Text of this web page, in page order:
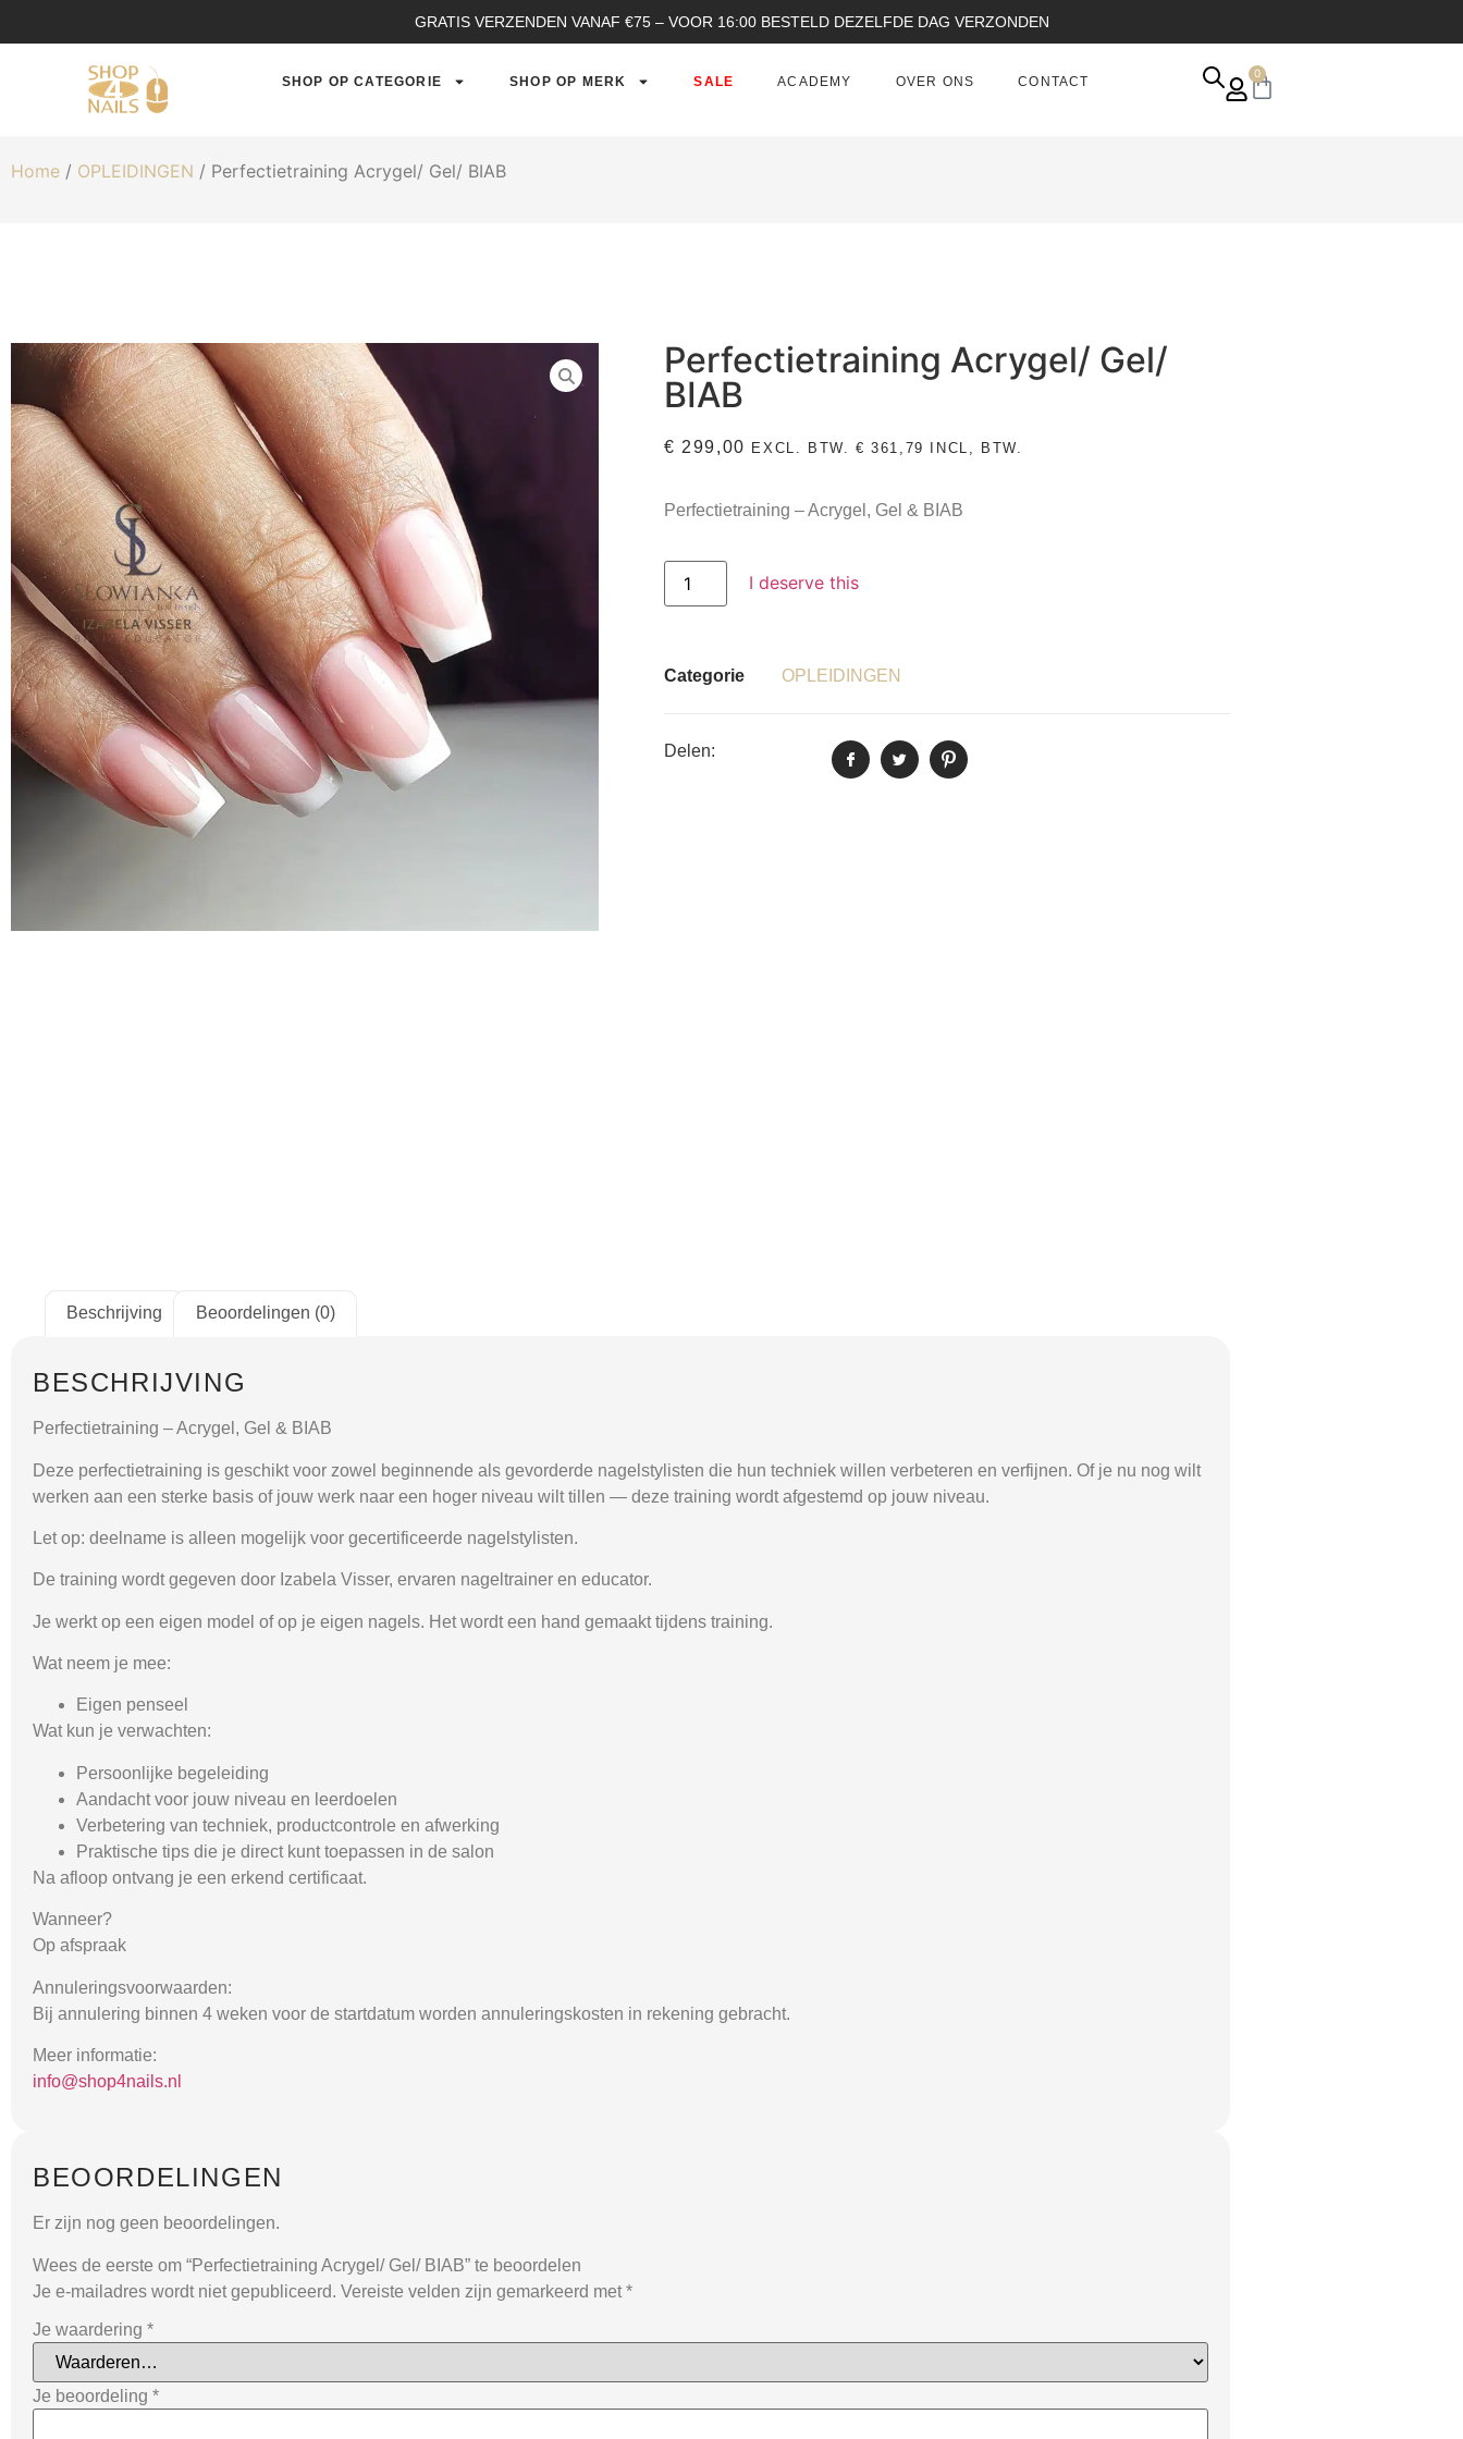
GRATIS VERZENDEN VANAF €75 – VOOR 16:00 BESTELD DEZELFDE DAG VERZONDEN
SHOP OP CATEGORIE SHOP OP MERK SALE ACADEMY OVER ONS CONTACT
0
Home / OPLEIDINGEN / Perfectietraining Acrygel/ Gel/ BIAB
Perfectietraining Acrygel/ Gel/
BIAB
€ 299,00 EXCL. BTW.€ 361,79 INCL, BTW.
Perfectietraining – Acrygel, Gel & BIAB
I deserve this
Categorie OPLEIDINGEN
Delen:
Beschrijving Beoordelingen (0)
BESCHRIJVING
Perfectietraining – Acrygel, Gel & BIAB
Deze perfectietraining is geschikt voor zowel beginnende als gevorderde nagelstylisten die hun techniek willen verbeteren en verfijnen. Of je nu nog wilt
werken aan een sterke basis of jouw werk naar een hoger niveau wilt tillen — deze training wordt afgestemd op jouw niveau.
Let op: deelname is alleen mogelijk voor gecertificeerde nagelstylisten.
De training wordt gegeven door Izabela Visser, ervaren nageltrainer en educator.
Je werkt op een eigen model of op je eigen nagels. Het wordt een hand gemaakt tijdens training.
Wat neem je mee:
Eigen penseel
Wat kun je verwachten:
Persoonlijke begeleiding
Aandacht voor jouw niveau en leerdoelen
Verbetering van techniek, productcontrole en afwerking
Praktische tips die je direct kunt toepassen in de salon
Na afloop ontvang je een erkend certificaat.
Wanneer?
Op afspraak
Annuleringsvoorwaarden:
Bij annulering binnen 4 weken voor de startdatum worden annuleringskosten in rekening gebracht.
Meer informatie:
info@shop4nails.nl
BEOORDELINGEN
Er zijn nog geen beoordelingen.
Wees de eerste om “Perfectietraining Acrygel/ Gel/ BIAB” te beoordelen
Je e-mailadres wordt niet gepubliceerd. Vereiste velden zijn gemarkeerd met *
Je waardering *
Je beoordeling *